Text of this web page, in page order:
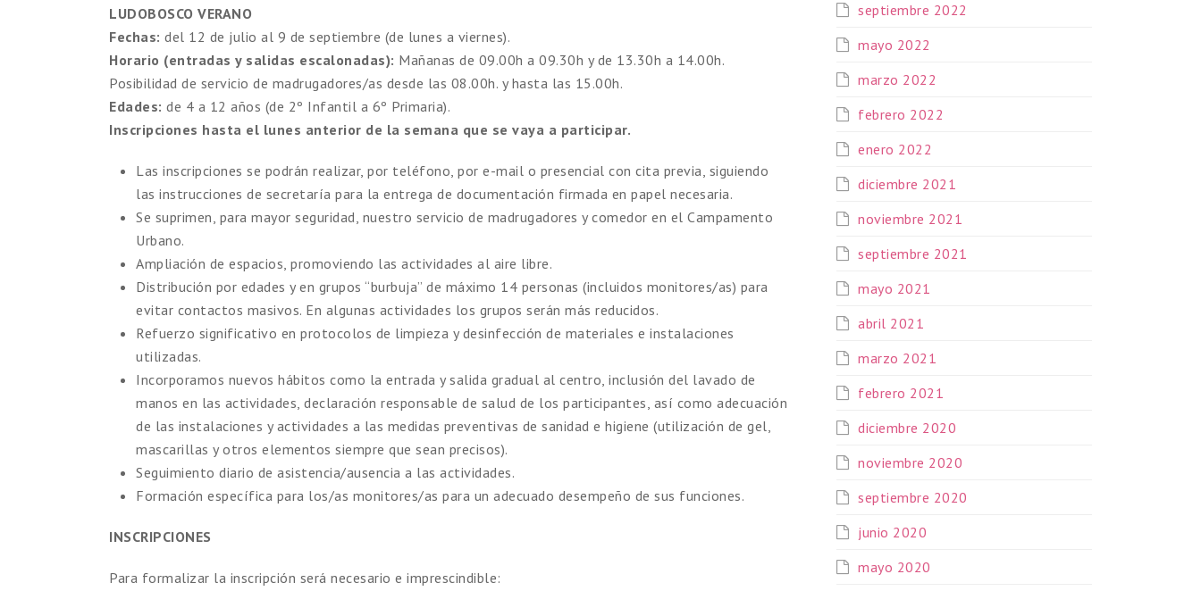
LUDOBOSCO VERANO
Fechas: del 12 de julio al 9 de septiembre (de lunes a viernes).
Horario (entradas y salidas escalonadas): Mañanas de 09.00h a 09.30h y de 13.30h a 14.00h.
Posibilidad de servicio de madrugadores/as desde las 08.00h. y hasta las 15.00h.
Edades: de 4 a 12 años (de 2º Infantil a 6º Primaria).
Inscripciones hasta el lunes anterior de la semana que se vaya a participar.
Las inscripciones se podrán realizar, por teléfono, por e-mail o presencial con cita previa, siguiendo
las instrucciones de secretaría para la entrega de documentación firmada en papel necesaria.
Se suprimen, para mayor seguridad, nuestro servicio de madrugadores y comedor en el Campamento
Urbano.
Ampliación de espacios, promoviendo las actividades al aire libre.
Distribución por edades y en grupos “burbuja” de máximo 14 personas (incluidos monitores/as) para
evitar contactos masivos. En algunas actividades los grupos serán más reducidos.
Refuerzo significativo en protocolos de limpieza y desinfección de materiales e instalaciones
utilizadas.
Incorporamos nuevos hábitos como la entrada y salida gradual al centro, inclusión del lavado de
manos en las actividades, declaración responsable de salud de los participantes, así como adecuación
de las instalaciones y actividades a las medidas preventivas de sanidad e higiene (utilización de gel,
mascarillas y otros elementos siempre que sean precisos).
Seguimiento diario de asistencia/ausencia a las actividades.
Formación específica para los/as monitores/as para un adecuado desempeño de sus funciones.
INSCRIPCIONES
Para formalizar la inscripción será necesario e imprescindible:
septiembre 2022
mayo 2022
marzo 2022
febrero 2022
enero 2022
diciembre 2021
noviembre 2021
septiembre 2021
mayo 2021
abril 2021
marzo 2021
febrero 2021
diciembre 2020
noviembre 2020
septiembre 2020
junio 2020
mayo 2020